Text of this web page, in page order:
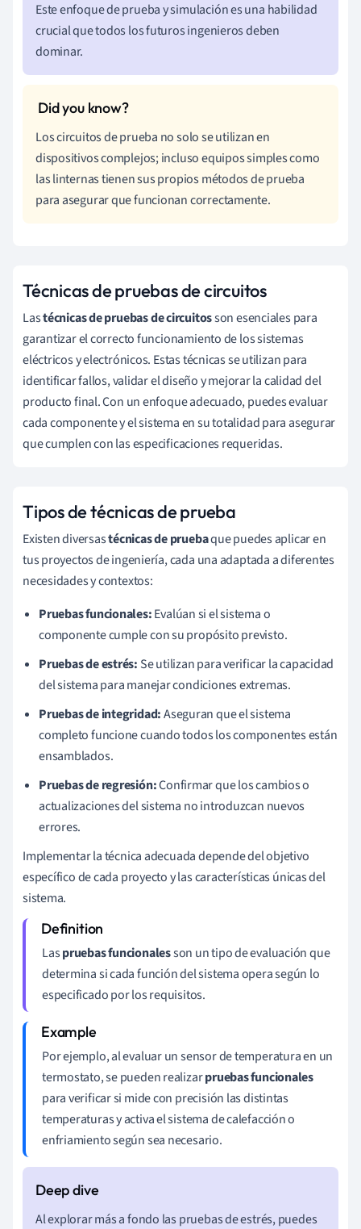
Este enfoque de prueba y simulación es una habilidad
crucial que todos los futuros ingenieros deben
dominar.
Los circuitos de prueba no solo se utilizan en
dispositivos complejos; incluso equipos simples como
las linternas tienen sus propios métodos de prueba
para asegurar que funcionan correctamente.
Técnicas de pruebas de circuitos
Lastécnicas de pruebas de circuitosson esenciales para
garantizar el correcto funcionamiento de los sistemas
eléctricos y electrónicos. Estas técnicas se utilizan para
identificar fallos, validar el diseño y mejorar la calidad del
producto final. Con un enfoque adecuado, puedes evaluar
cada componente y el sistema en su totalidad para asegurar
que cumplen con las especificaciones requeridas.
Tipos de técnicas de prueba
Existen diversastécnicas de pruebaque puedes aplicar en
tus proyectos de ingeniería, cada una adaptada a diferentes
necesidades y contextos:
Pruebas funcionales:Evalúan si el sistema o
componente cumple con su propósito previsto.
Pruebas de estrés: Se utilizan para verificar la capacidad
del sistema para manejar condiciones extremas.
Pruebas de integridad:Aseguran que el sistema
completo funcione cuando todos los componentes están
ensamblados.
Pruebas de regresión:Confirmar que los cambios o
actualizaciones del sistema no introduzcan nuevos
errores.
Implementar la técnica adecuada depende del objetivo
específico de cada proyecto y las características únicas del
sistema.
Laspruebas funcionalesson un tipo de evaluación que
determina si cada función del sistema opera según lo
especificado por los requisitos.
Por ejemplo, al evaluar un sensor de temperatura en un
termostato, se pueden realizarpruebas funcionales
para verificar si mide con precisión las distintas
temperaturas y activa el sistema de calefacción o
enfriamiento según sea necesario.
Al explorar más a fondo las pruebas de estrés, puedes